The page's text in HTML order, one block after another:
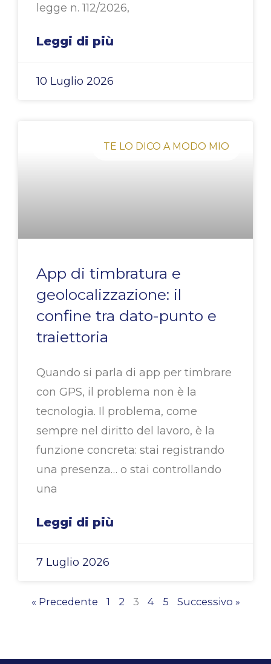
legge n. 112/2026,
Leggi di più
10 Luglio 2026
TE LO DICO A MODO MIO
App di timbratura e
geolocalizzazione: il
confine tra dato-punto e
traiettoria
Quando si parla di app per timbrare
con GPS, il problema non è la
tecnologia. Il problema, come
sempre nel diritto del lavoro, è la
funzione concreta: stai registrando
una presenza… o stai controllando
una
Leggi di più
7 Luglio 2026
« Precedente 1 2 3 4 5 Successivo »